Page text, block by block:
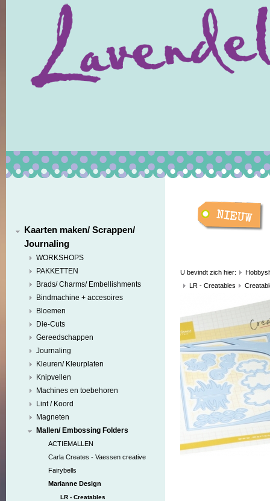
Kaarten maken/ Scrappen/
Journaling
WORKSHOPS
PAKKETTEN
Brads/ Charms/ Embellishments
Bindmachine + accesoires
Bloemen
Die-Cuts
Gereedschappen
Journaling
Kleuren/ Kleurplaten
Knipvellen
Machines en toebehoren
Lint / Koord
Magneten
Mallen/ Embossing Folders
ACTIEMALLEN
Carla Creates - Vaessen creative
Fairybells
Marianne Design
LR - Creatables
U bevindt zich hier:
LR - Creatables